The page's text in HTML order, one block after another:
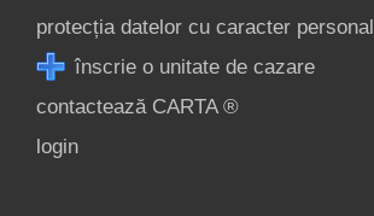
protecția datelor cu caracter personal
înscrie o unitate de cazare
contactează CARTA ®
login